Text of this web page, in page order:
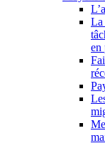
La
en